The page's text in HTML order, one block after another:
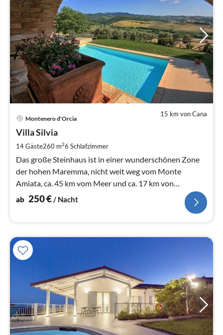
15 km von Cana
Montenero d'Orcia
Villa Silvia
14 Gäste260 m26 Schlafzimmer
Das große Steinhaus ist in einer wunderschönen Zone
der hohen Maremma, nicht weit weg vom Monte
Amiata, ca. 45 km vom Meer und ca. 17 km von
Montalcino entfernt befindet.
ab 250€ / Nacht